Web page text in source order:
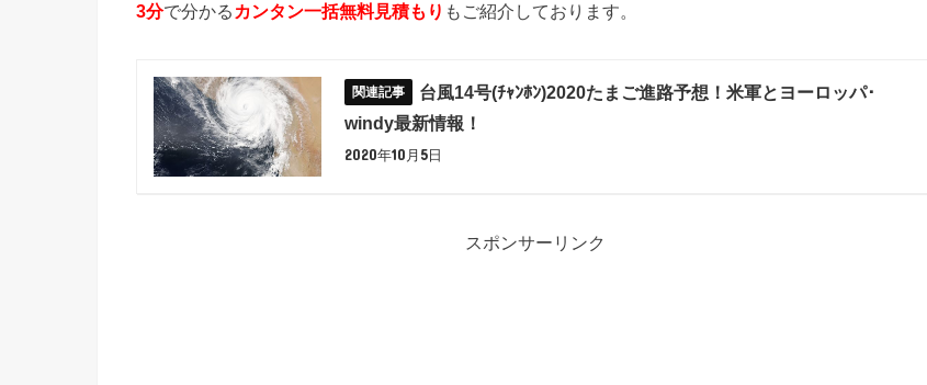
3分で分かる カンタン一括無料見積もり もご紹介しております。
台風14号(ﾁｬﾝﾎﾝ)2020たまご進路予想！米軍とヨーロッパ･
windy最新情報！
2020年10月5日
スポンサーリンク